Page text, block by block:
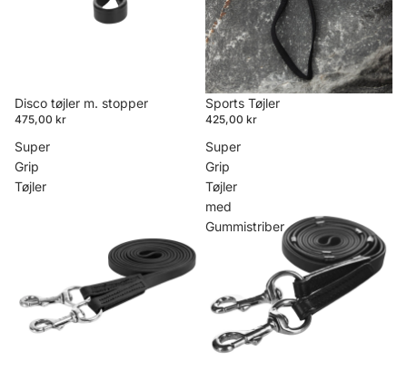
Disco tøjler m. stopper
475,00 kr
Sports Tøjler
425,00 kr
Super
Grip
Tøjler
Super
Grip
Tøjler
med
Gummistriber